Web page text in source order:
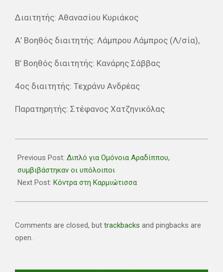
Διαιτητής: Αθανασίου Κυριάκος
Α’ Βοηθός διαιτητής: Λάμπρου Λάμπρος (Λ/σία),
Β’ Βοηθός διαιτητής: Κανάρης Σάββας
4ος διαιτητής: Τεχράνυ Ανδρέας
Παρατηρητής: Στέφανος Χατζηνικόλας
09-
19
Previous Post: Διπλό για Ομόνοια Αραδίππου,
συμβιβάστηκαν οι υπόλοιποι
Next Post: Κόντρα στη Καρμιώτισσα
Comments are closed, but trackbacks and pingbacks are
open.